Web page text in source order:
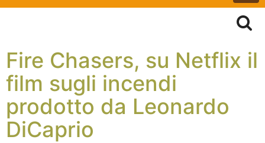
Fire Chasers, su Netflix il
film sugli incendi
prodotto da Leonardo
DiCaprio